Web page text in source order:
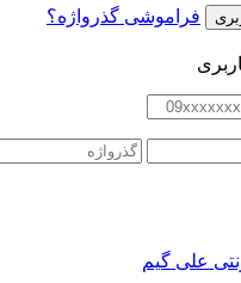
فراموشی گذرواژه؟